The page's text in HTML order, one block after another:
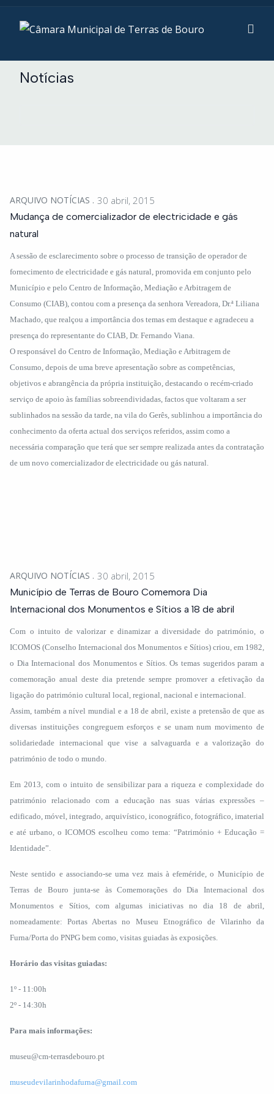
Notícias
ARQUIVO NOTÍCIAS 30 abril, 2015
Mudança de comercializador de electricidade e gás
natural
A sessão de esclarecimento sobre o processo de transição de operador de
fornecimento de electricidade e gás natural, promovida em conjunto pelo
Município e pelo Centro de Informação, Mediação e Arbitragem de
Consumo (CIAB), contou com a presença da senhora Vereadora, Dr.ª Liliana
Machado, que realçou a importância dos temas em destaque e agradeceu a
presença do representante do CIAB, Dr. Fernando Viana.
O responsável do Centro de Informação, Mediação e Arbitragem de
Consumo, depois de uma breve apresentação sobre as competências,
objetivos e abrangência da própria instituição, destacando o recém-criado
serviço de apoio às famílias sobreendividadas, factos que voltaram a ser
sublinhados na sessão da tarde, na vila do Gerês, sublinhou a importância do
conhecimento da oferta actual dos serviços referidos, assim como a
necessária comparação que terá que ser sempre realizada antes da contratação
de um novo comercializador de electricidade ou gás natural.
ARQUIVO NOTÍCIAS 30 abril, 2015
Município de Terras de Bouro Comemora Dia
Internacional dos Monumentos e Sítios a 18 de abril
Com o intuito de valorizar e dinamizar a diversidade do património, o
ICOMOS (Conselho Internacional dos Monumentos e Sítios) criou, em 1982,
o Dia Internacional dos Monumentos e Sítios. Os temas sugeridos param a
comemoração anual deste dia pretende sempre promover a efetivação da
ligação do património cultural local, regional, nacional e internacional.
Assim, também a nível mundial e a 18 de abril, existe a pretensão de que as
diversas instituições congreguem esforços e se unam num movimento de
solidariedade internacional que vise a salvaguarda e a valorização do
património de todo o mundo.
Em 2013, com o intuito de sensibilizar para a riqueza e complexidade do
património relacionado com a educação nas suas várias expressões –
edificado, móvel, integrado, arquivístico, iconográfico, fotográfico, imaterial
e até urbano, o ICOMOS escolheu como tema: “Património + Educação =
Identidade”.
Neste sentido e associando-se uma vez mais à efeméride, o Município de
Terras de Bouro junta-se às Comemorações do Dia Internacional dos
Monumentos e Sítios, com algumas iniciativas no dia 18 de abril,
nomeadamente: Portas Abertas no Museu Etnográfico de Vilarinho da
Furna/Porta do PNPG bem como, visitas guiadas às exposições.
Horário das visitas guiadas:
1º - 11:00h
2º - 14:30h
Para mais informações:
museu@cm-terrasdebouro.pt
museudevilarinhodafurna@gmail.com